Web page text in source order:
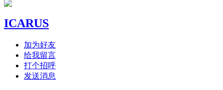
ICARUS
加为好友
给我留言
打个招呼
发送消息